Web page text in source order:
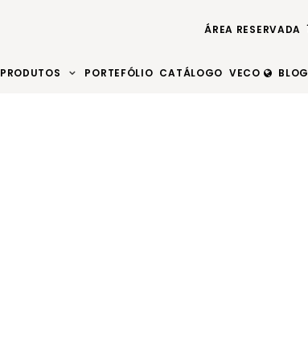
ÁREA RESERVADA
PRODUTOS PORTEFÓLIO CATÁLOGO VECO BLOG